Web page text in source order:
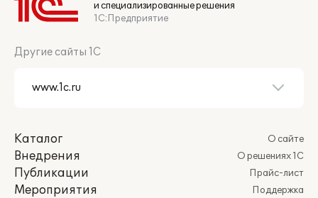
и специализированные решения
1С:Предприятие
Другие сайты 1С
Каталог
Внедрения
Публикации
Мероприятия
О сайте
О решениях 1С
Прайс-лист
Поддержка